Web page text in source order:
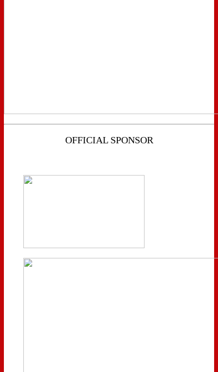
OFFICIAL SPONSOR